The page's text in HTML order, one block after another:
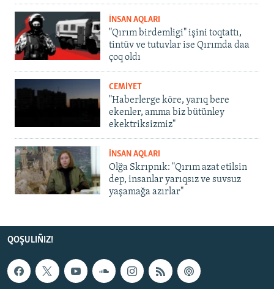
İNSAN AQLARI
"Qırım birdemligi" işini toqtattı,
tintüv ve tutuvlar ise Qırımda daa
çoq oldı
CEMİYET
"Haberlerge köre, yarıq bere
ekenler, amma biz bütünley
ekektriksizmiz"
İNSAN AQLARI
Olğa Skrıpnık: "Qırım azat etilsin
dep, insanlar yarıqsız ve suvsuz
yaşamağa azırlar"
QOŞULIÑIZ!